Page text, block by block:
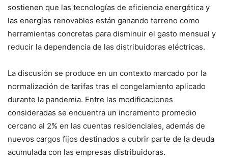
sostienen que las tecnologías de eficiencia energética y
las energías renovables están ganando terreno como
herramientas concretas para disminuir el gasto mensual y
reducir la dependencia de las distribuidoras eléctricas.
La discusión se produce en un contexto marcado por la
normalización de tarifas tras el congelamiento aplicado
durante la pandemia. Entre las modificaciones
consideradas se encuentra un incremento promedio
cercano al 2% en las cuentas residenciales, además de
nuevos cargos fijos destinados a cubrir parte de la deuda
acumulada con las empresas distribuidoras.